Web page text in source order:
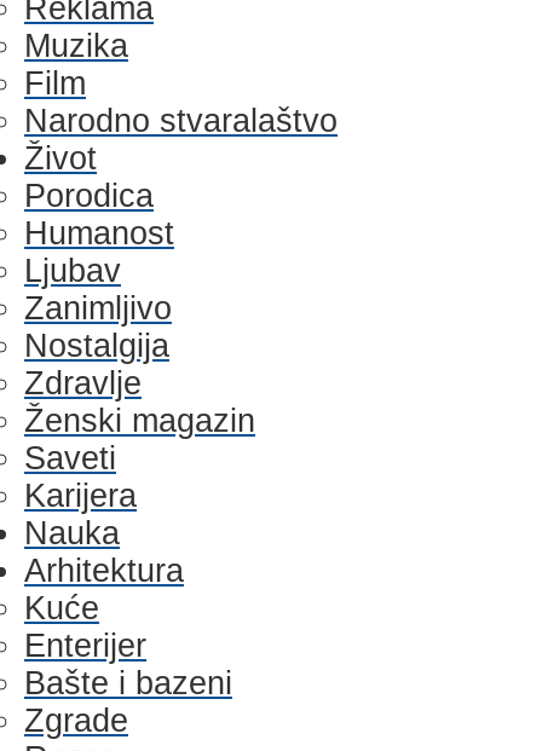
Reklama
Muzika
Film
Narodno stvaralaštvo
Život
Porodica
Humanost
Ljubav
Zanimljivo
Nostalgija
Zdravlje
Ženski magazin
Saveti
Karijera
Nauka
Arhitektura
Kuće
Enterijer
Bašte i bazeni
Zgrade